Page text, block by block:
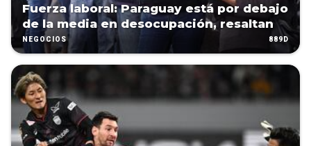
Fuerza laboral: Paraguay está por debajo
de la media en desocupación, resaltan
NEGOCIOS 889D